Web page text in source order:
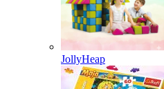
JollyHeap